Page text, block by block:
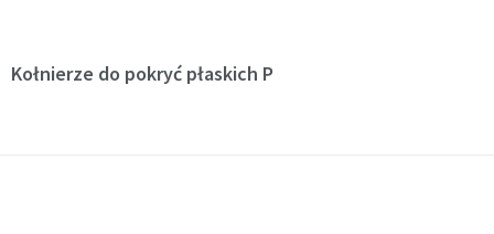
Kołnierze do pokryć płaskich P